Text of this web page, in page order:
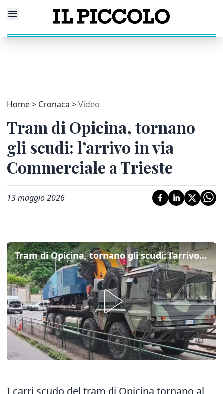
Home Cronaca Video
Tram di Opicina, tornano
gli scudi: l’arrivo in via
Commerciale a Trieste
13 maggio 2026
Tram di Opicina, tornano gli scudi: l’arrivo in via Commerciale a Trieste
I carri scudo del tram di Opicina tornano al